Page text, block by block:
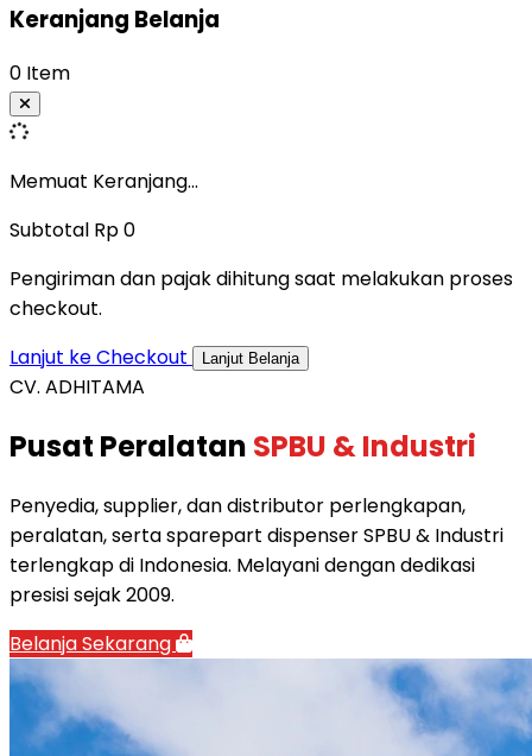
Keranjang Belanja
0 Item
Memuat Keranjang...
Subtotal Rp 0
Pengiriman dan pajak dihitung saat melakukan proses
checkout.
Lanjut ke Checkout
Lanjut Belanja
CV. ADHITAMA
Pusat Peralatan SPBU & Industri
Penyedia, supplier, dan distributor perlengkapan,
peralatan, serta sparepart dispenser SPBU & Industri
terlengkap di Indonesia. Melayani dengan dedikasi
presisi sejak 2009.
Belanja Sekarang